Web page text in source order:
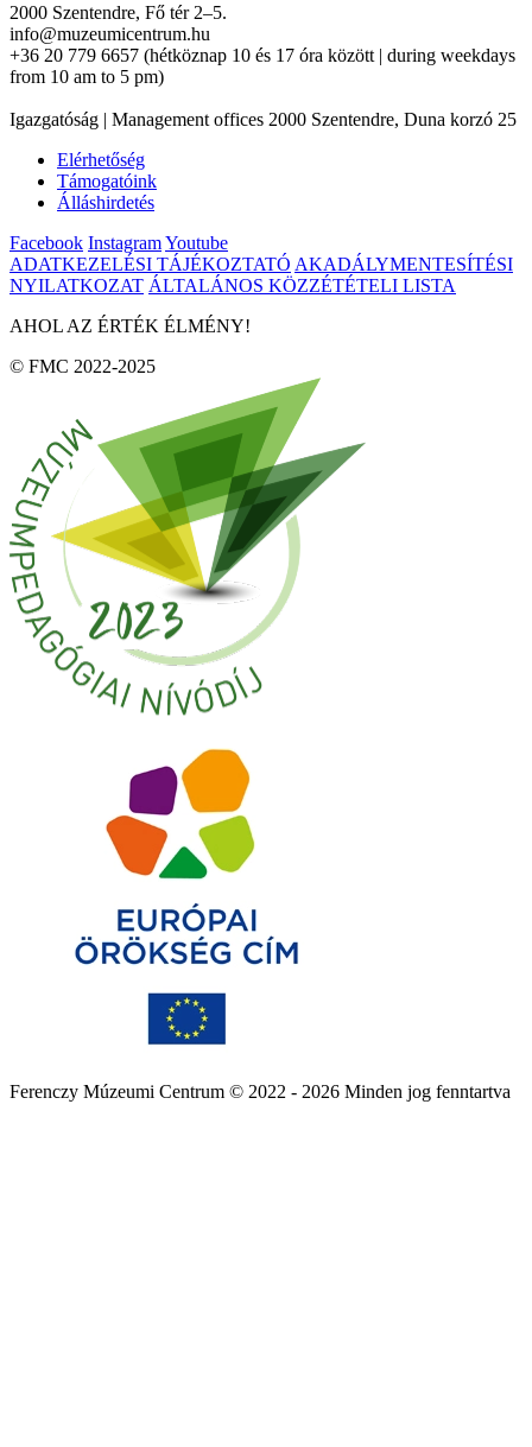
2000 Szentendre, Fő tér 2–5.
info@muzeumicentrum.hu
+36 20 779 6657 (hétköznap 10 és 17 óra között | during weekdays
from 10 am to 5 pm)
Igazgatóság | Management offices 2000 Szentendre, Duna korzó 25
Elérhetőség
Támogatóink
Álláshirdetés
Facebook InstagramYoutube
ADATKEZELÉSI TÁJÉKOZTATÓ AKADÁLYMENTESÍTÉSI
NYILATKOZAT ÁLTALÁNOS KÖZZÉTÉTELI LISTA
AHOL AZ ÉRTÉK ÉLMÉNY!
© FMC 2022-2025
Ferenczy Múzeumi Centrum © 2022 - 2026 Minden jog fenntartva